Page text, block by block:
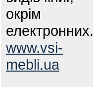
окрім
електронних.
www.vsi-
mebli.ua